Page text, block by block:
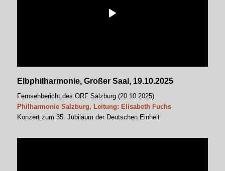
Elbphilharmonie, Großer Saal, 19.10.2025
Fernsehbericht des ORF Salzburg (20.10.2025)
Philharmonie Salzburg, Leitung: Elisabeth Fuchs
Konzert zum 35. Jubiläum der Deutschen Einheit